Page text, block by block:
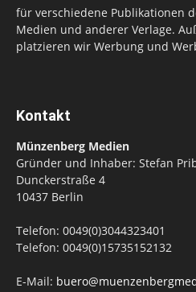
für verschiedene Publikationen
Medien und anderer Verlage.
platzieren wir Werbung und
Kontakt
Münzenberg Medien
Gründer und Inhaber: Stefan
Dunckerstraße 4
10437 Berlin
Telefon: 0049(0)3044323401
Telefon: 0049(0)15735152132
E-Mail: